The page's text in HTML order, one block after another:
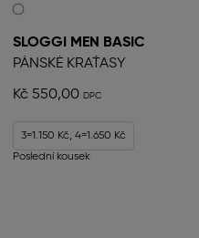
SLOGGI MEN BASIC
PÁNSKÉ KRAŤASY
Kč 550,00
3=1.150 Kč, 4=1.650 Kč
Poslední kousek